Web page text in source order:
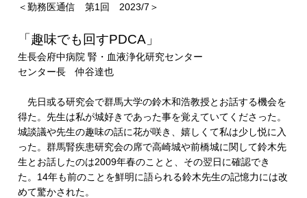
＜勤務医通信 第1回 2023/7＞
「趣味でも回すPDCA」
生長会府中病院 腎・血液浄化研究センター
センター長 仲谷達也
先日或る研究会で群馬大学の鈴木和浩教授とお話する機会を
得た。先生は私が城好きであった事を覚えていてくださった。
城談議や先生の趣味の話に花が咲き、嬉しくて私は少し悦に入
った。群馬腎疾患研究会の席で高崎城や前橋城に関して鈴木先
生とお話したのは2009年春のことと、その翌日に確認でき
た。14年も前のことを鮮明に語られる鈴木先生の記憶力には改
めて驚かされた。